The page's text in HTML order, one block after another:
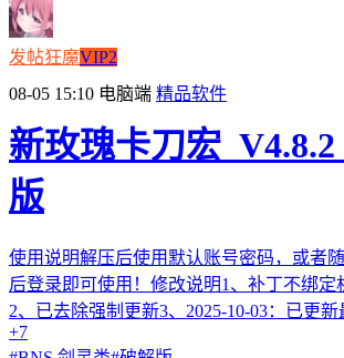
发帖狂魔VIP2
08-05 15:10 电脑端 精品软件
新玫瑰卡刀宏
版
使用说明解压后使用默认账号密码，或者
后登录即可使用！修改说明1、补丁不绑定
2、已去除强制更新3、2025-10-03：已更新
+7